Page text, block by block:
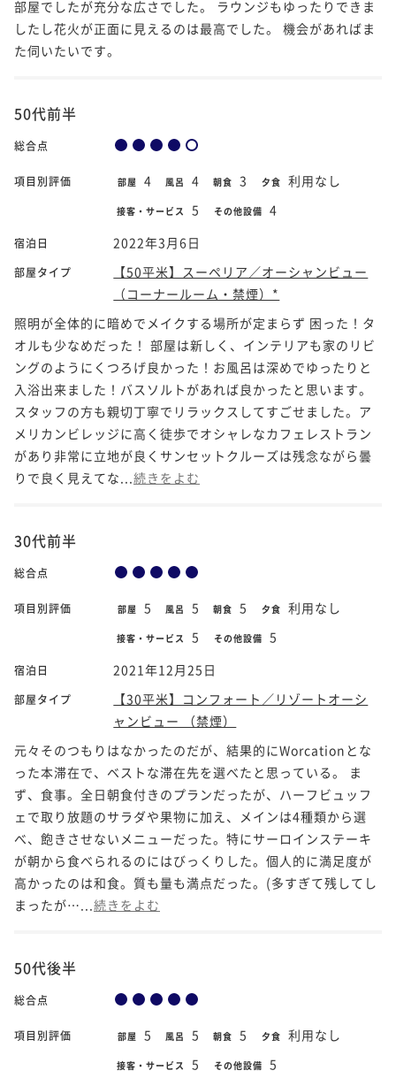
部屋でしたが充分な広さでした。 ラウンジもゆったりできま
したし花火が正面に見えるのは最高でした。 機会があればま
た伺いたいです。
50代前半
総合点
項目別評価 部屋 4 風呂 4 朝食 3 夕食 利用なし
接客・サービス 5 その他設備 4
宿泊日 2022年3月6日
部屋タイプ
【50平米】スーペリア／オーシャンビュー
（コーナールーム・禁煙）*
照明が全体的に暗めでメイクする場所が定まらず 困った！タ
オルも少なめだった！ 部屋は新しく、インテリアも家のリビ
ングのようにくつろげ良かった！お風呂は深めでゆったりと
入浴出来ました！バスソルトがあれば良かったと思います。
スタッフの方も親切丁寧でリラックスしてすごせました。ア
メリカンビレッジに高く徒歩でオシャレなカフェレストラン
があり非常に立地が良くサンセットクルーズは残念ながら曇
りで良く見えてな... 続きをよむ
30代前半
総合点
項目別評価 部屋 5 風呂 5 朝食 5 夕食 利用なし
接客・サービス 5 その他設備 5
宿泊日 2021年12月25日
部屋タイプ
【30平米】コンフォート／リゾートオーシ
ャンビュー （禁煙）
元々そのつもりはなかったのだが、結果的にWorcationとな
った本滞在で、ベストな滞在先を選べたと思っている。 ま
ず、食事。全日朝食付きのプランだったが、ハーフビュッフ
ェで取り放題のサラダや果物に加え、メインは4種類から選
べ、飽きさせないメニューだった。特にサーロインステーキ
が朝から食べられるのにはびっくりした。個人的に満足度が
高かったのは和食。質も量も満点だった。(多すぎて残してし
まったが…... 続きをよむ
50代後半
総合点
項目別評価 部屋 5 風呂 5 朝食 5 夕食 利用なし
接客・サービス 5 その他設備 5